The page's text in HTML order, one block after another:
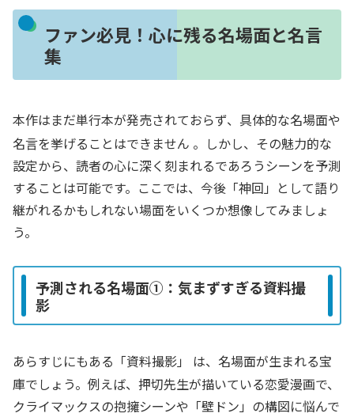
ファン必見！心に残る名場面と名言
集
本作はまだ単行本が発売されておらず、具体的な名場面や
名言を挙げることはできません 。しかし、その魅力的な
設定から、読者の心に深く刻まれるであろうシーンを予測
することは可能です。ここでは、今後「神回」として語り
継がれるかもしれない場面をいくつか想像してみましょ
う。
予測される名場面①：気まずすぎる資料撮
影
あらすじにもある「資料撮影」 は、名場面が生まれる宝
庫でしょう。例えば、押切先生が描いている恋愛漫画で、
クライマックスの抱擁シーンや「壁ドン」の構図に悩んで